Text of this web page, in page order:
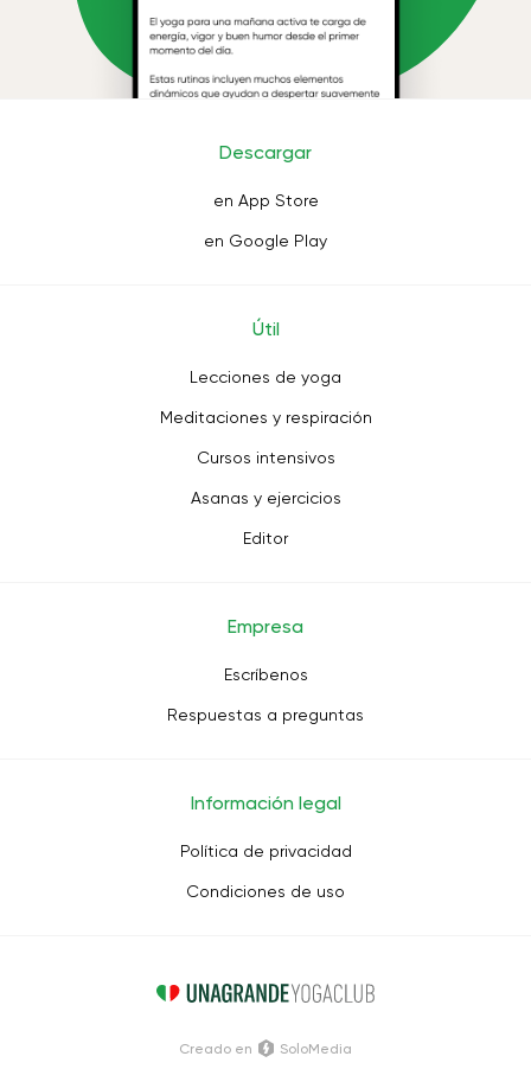
Descargar
en App Store
en Google Play
Útil
Lecciones de yoga
Meditaciones y respiración
Cursos intensivos
Asanas y ejercicios
Editor
Empresa
Escríbenos
Respuestas a preguntas
Información legal
Política de privacidad
Condiciones de uso
Creado en SoloMedia